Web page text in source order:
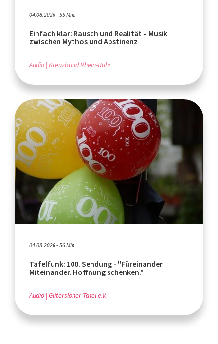
04.08.2026 - 55 Min.
Einfach klar: Rausch und Realität – Musik
zwischen Mythos und Abstinenz
Audio Kreuzbund Rhein-Ruhr
04.08.2026 - 56 Min.
Tafelfunk: 100. Sendung - "Füreinander.
Miteinander. Hoffnung schenken."
Audio Gütersloher Tafel e.V.